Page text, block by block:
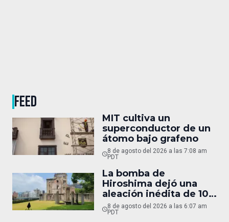
FEED
MIT cultiva un
superconductor de un
átomo bajo grafeno
8 de agosto del 2026 a las 7:08 am
PDT
La bomba de
Hiroshima dejó una
aleación inédita de 10
micras
8 de agosto del 2026 a las 6:07 am
PDT